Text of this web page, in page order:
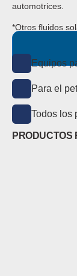
automotrices.
*Otros fluidos
Equipos
Para el
Todos los
PRODUCTOS